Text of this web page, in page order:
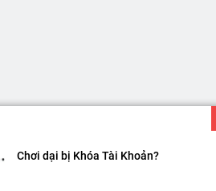
Chơi dại bị Khóa Tài Khoản?